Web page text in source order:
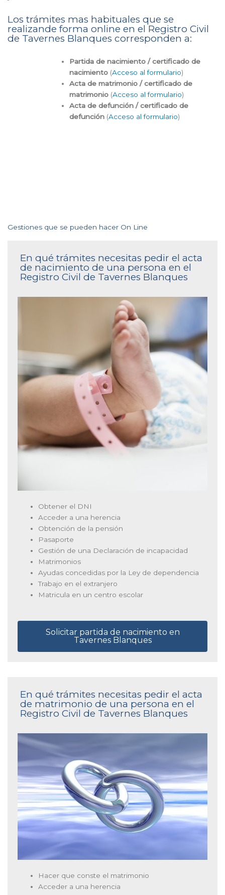
Los trámites mas habituales que se
realizande forma online en el Registro Civil
de Tavernes Blanques corresponden a:
Partida de nacimiento / certificado de
nacimiento (Acceso al formulario)
Acta de matrimonio / certificado de
matrimonio (Acceso al formulario)
Acta de defunción / certificado de
defunción (Acceso al formulario)
Gestiones que se pueden hacer On Line
En qué trámites necesitas pedir el acta
de nacimiento de una persona en el
Registro Civil de Tavernes Blanques
Obtener el DNI
Acceder a una herencia
Obtención de la pensión
Pasaporte
Gestión de una Declaración de incapacidad
Matrimonios
Ayudas concedidas por la Ley de dependencia
Trabajo en el extranjero
Matricula en un centro escolar
Solicitar partida de nacimiento en
Tavernes Blanques
En qué trámites necesitas pedir el acta
de matrimonio de una persona en el
Registro Civil de Tavernes Blanques
Hacer que conste el matrimonio
Acceder a una herencia